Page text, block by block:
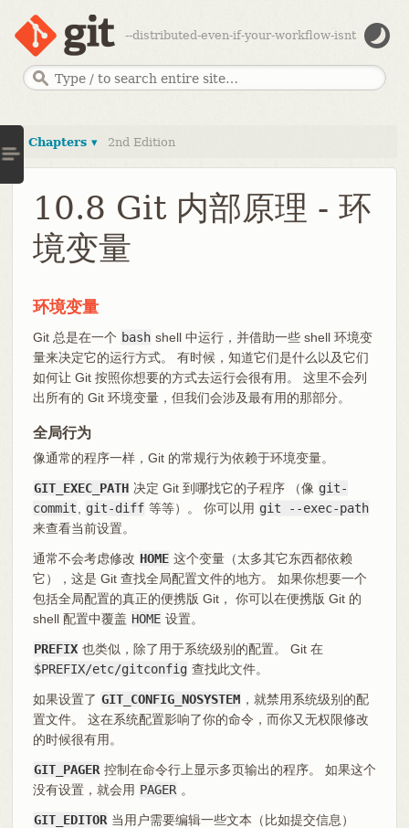
--distributed-even-if-your-workflow-isnt
Chapters ▾ 2nd Edition
10.8 Git 内部原理 - 环
境变量
环境变量
Git 总是在一个 bash shell 中运行，并借助一些 shell 环境变
量来决定它的运行方式。 有时候，知道它们是什么以及它们
如何让 Git 按照你想要的方式去运行会很有用。 这里不会列
出所有的 Git 环境变量，但我们会涉及最有用的那部分。
全局行为
像通常的程序一样，Git 的常规行为依赖于环境变量。
GIT_EXEC_PATH 决定 Git 到哪找它的子程序 （像 git-
commit
git-diff 等等）。 你可以用 git --exec-path
来查看当前设置。
通常不会考虑修改 HOME 这个变量（太多其它东西都依赖
它），这是 Git 查找全局配置文件的地方。 如果你想要一个
包括全局配置的真正的便携版 Git， 你可以在便携版 Git 的
shell 配置中覆盖 HOME 设置。
PREFIX 也类似，除了用于系统级别的配置。 Git 在
$PREFIX/etc/gitconfig 查找此文件。
如果设置了 GIT_CONFIG_NOSYSTEM ，就禁用系统级别的配
置文件。 这在系统配置影响了你的命令，而你又无权限修改
的时候很有用。
GIT_PAGER 控制在命令行上显示多页输出的程序。 如果这个
没有设置，就会用 PAGER 。
GIT_EDITOR 当用户需要编辑一些文本（比如提交信息）